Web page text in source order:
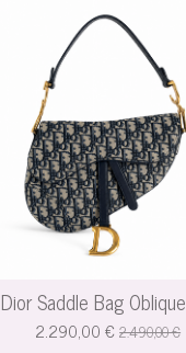
Dior Saddle Bag
2.290,00 € 2.490,00 €